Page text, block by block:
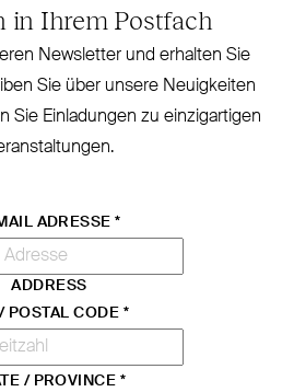
in Ihrem Postfach
Newsletter und erhalten Sie
Sie über unsere Neu­igkeiten
Sie Ein­ladungen zu ein­zig­artigen
ADRESSE*
ADDRESS
POSTAL CODE *
/ PROVINCE *